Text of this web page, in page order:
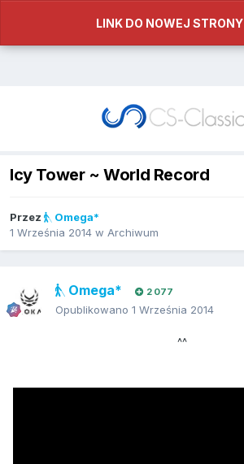
LINK DO NOWEJ STRONY
Icy Tower ~ World Record
Przez
Omega*
1 Września 2014 w Archiwum
Omega* 2 077
Opublikowano 1 Września 2014
^^